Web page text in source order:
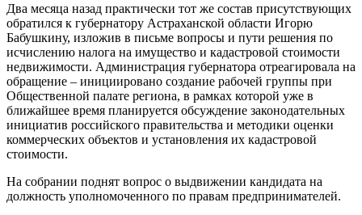
Два месяца назад практически тот же состав присутствующих
обратился к губернатору Астраханской области Игорю
Бабушкину, изложив в письме вопросы и пути решения по
исчислению налога на имущество и кадастровой стоимости
недвижимости. Администрация губернатора отреагировала на
обращение – инициировано создание рабочей группы при
Общественной палате региона, в рамках которой уже в
ближайшее время планируется обсуждение законодательных
инициатив российского правительства и методики оценки
коммерческих объектов и установления их кадастровой
стоимости.
На собрании поднят вопрос о выдвижении кандидата на
должность уполномоченного по правам предпринимателей.